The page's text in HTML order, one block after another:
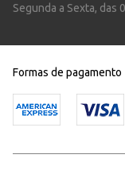
Segunda a Sexta, das
Formas de pagamento